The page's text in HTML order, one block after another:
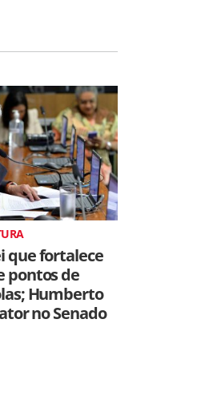
que fortalece
pontos de
Humberto
no Senado